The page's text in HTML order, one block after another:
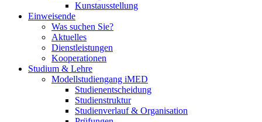
Kunstausstellung
Einweisende
Was suchen Sie?
Aktuelles
Dienstleistungen
Kooperationen
Studium & Lehre
Modellstudiengang iMED
Studienentscheidung
Studienstruktur
Studienverlauf & Organisation